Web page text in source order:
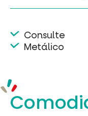
Consulte
Metálico